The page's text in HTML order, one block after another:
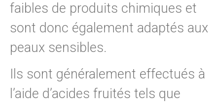
faibles de produits chimiques et
sont donc également adaptés aux
peaux sensibles.
Ils sont généralement effectués à
l’aide d’acides fruités tels que